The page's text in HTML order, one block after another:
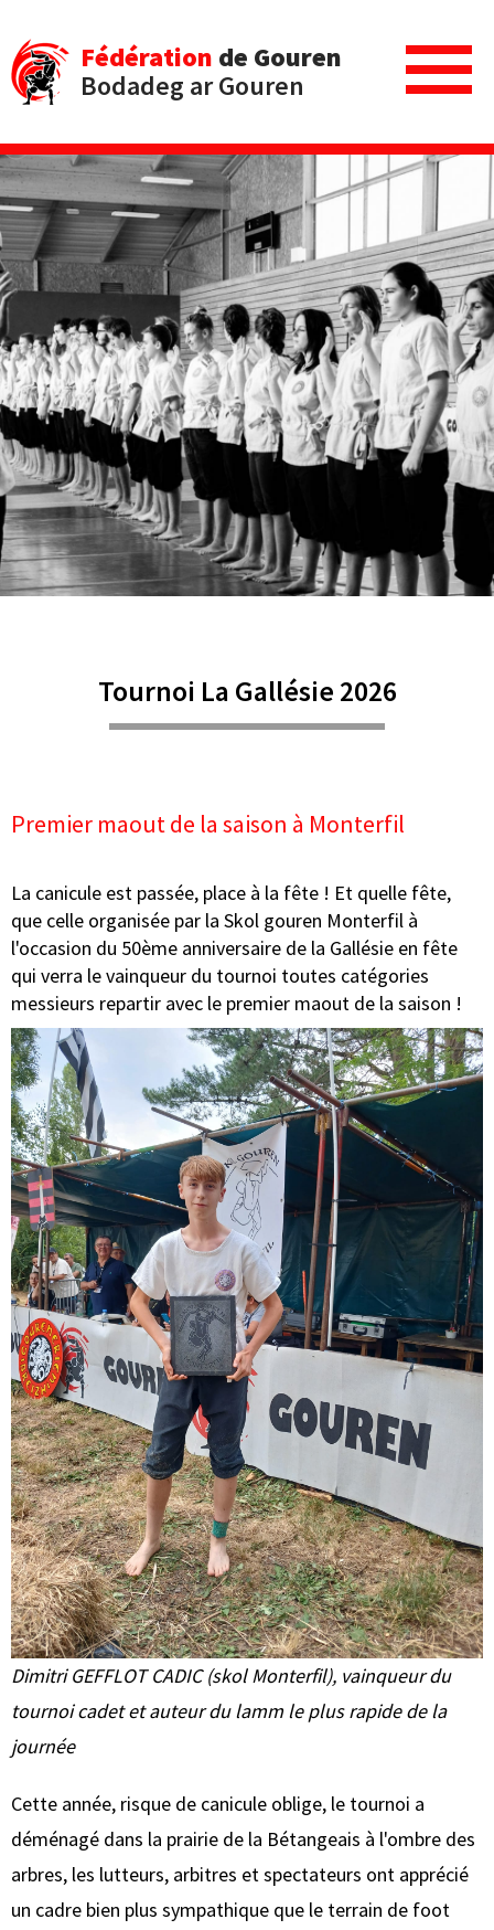
Fédération de Gouren
Bodadeg ar Gouren
Tournoi La Gallésie 2026
Premier maout de la saison à Monterfil
La canicule est passée, place à la fête ! Et quelle fête,
que celle organisée par la Skol gouren Monterfil à
l'occasion du 50ème anniversaire de la Gallésie en fête
qui verra le vainqueur du tournoi toutes catégories
messieurs repartir avec le premier maout de la saison !
Dimitri GEFFLOT CADIC (skol Monterfil), vainqueur du
tournoi cadet et auteur du lamm le plus rapide de la
journée
Cette année, risque de canicule oblige, le tournoi a
déménagé dans la prairie de la Bétangeais à l'ombre des
arbres, les lutteurs, arbitres et spectateurs ont apprécié
un cadre bien plus sympathique que le terrain de foot